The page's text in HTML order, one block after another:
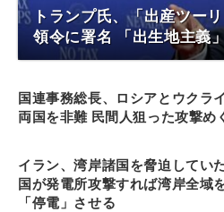
トランプ氏、「出産ツー
領令に署名 「出生地主義
国連事務総長、ロシアとウクラ
両国を非難 民間人狙った攻撃め
イラン、湾岸諸国を脅迫してい
国が発電所攻撃すれば湾岸全域
「停電」させる